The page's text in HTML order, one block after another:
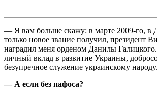
— Я вам больше скажу: в марте 2009-го, в
только новое звание получил, президент
наградил меня орденом Данилы
личный вклад в развитие Украины,
безупречное служение украинскому народу.
— А если без пафоса?